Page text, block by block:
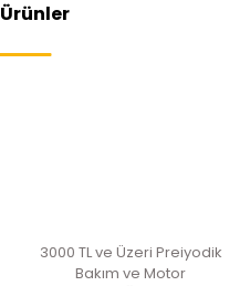
Ürünler
3000 TL ve Üzeri Preiyodik
Bakım ve Motor